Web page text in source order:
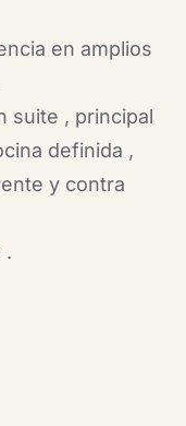
en amplios
suite , principal
definida ,
y contra
.